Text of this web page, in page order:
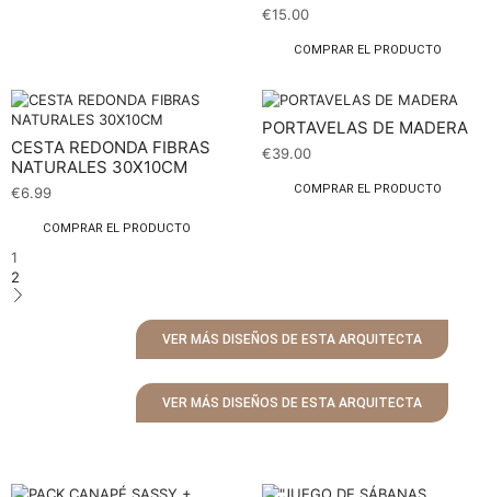
€15.00
COMPRAR EL PRODUCTO
CESTA REDONDA FIBRAS
NATURALES 30X10CM
€6.99
COMPRAR EL PRODUCTO
PORTAVELAS DE MADERA
€39.00
COMPRAR EL PRODUCTO
1
2
VER MÁS DISEÑOS DE ESTA ARQUITECTA
VER MÁS DISEÑOS DE ESTA ARQUITECTA